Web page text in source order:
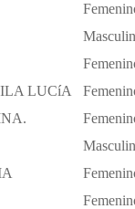
LUCíA